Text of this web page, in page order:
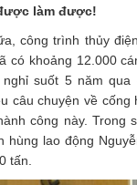
làm được!
công trình thủy
có khoảng 12.000
suốt 5 năm
câu chuyện về
công này. Trong
hùng lao động
tấn.